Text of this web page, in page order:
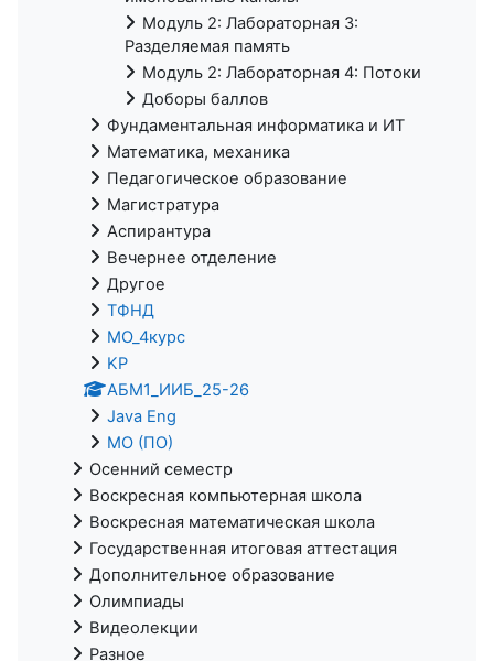
Модуль 2: Лабораторная 3:
Разделяемая память
Модуль 2: Лабораторная 4: Потоки
Доборы баллов
Фундаментальная информатика и ИТ
Математика, механика
Педагогическое образование
Магистратура
Аспирантура
Вечернее отделение
Другое
ТФНД
МО_4курс
KP
АБМ1_ИИБ_25-26
Java Eng
МО (ПО)
Осенний семестр
Воскресная компьютерная школа
Воскресная математическая школа
Государственная итоговая аттестация
Дополнительное образование
Олимпиады
Видеолекции
Разное